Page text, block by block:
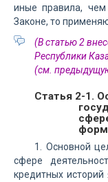
иные правила,
Законе, то
(В статью 2
Республики
(см.
Статья 2-1.
1. Основной
сфере
кредитных историй